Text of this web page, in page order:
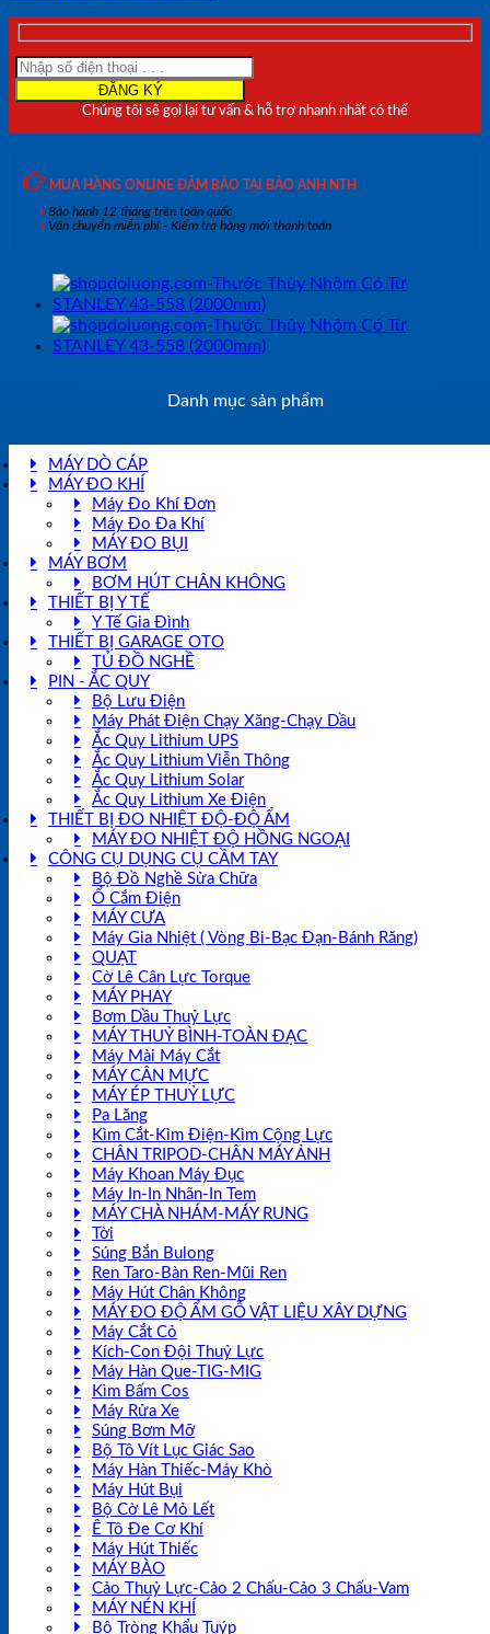
Chúng tôi sẽ gọi lại tư vấn & hỗ trợ nhanh nhất có thể
MUA HÀNG ONLINE ĐẢM BẢO TẠI BẢO ANH NTH
Bảo hành 12 tháng trên toàn quốc
Vận chuyển miễn phí - Kiểm tra hàng mới thanh toán
Danh mục sản phẩm
MÁY DÒ CÁP
MÁY ĐO KHÍ
Máy Đo Khí Đơn
Máy Đo Đa Khí
MÁY ĐO BỤI
MÁY BƠM
BƠM HÚT CHÂN KHÔNG
THIẾT BỊ Y TẾ
Y Tế Gia Đình
THIẾT BỊ GARAGE OTO
TỦ ĐỒ NGHỀ
PIN - ẮC QUY
Bộ Lưu Điện
Máy Phát Điện Chạy Xăng-Chạy Dầu
Ắc Quy Lithium UPS
Ắc Quy Lithium Viễn Thông
Ắc Quy Lithium Solar
Ắc Quy Lithium Xe Điện
THIẾT BỊ ĐO NHIỆT ĐỘ-ĐỘ ẨM
MÁY ĐO NHIỆT ĐỘ HỒNG NGOẠI
CÔNG CỤ DỤNG CỤ CẦM TAY
Bộ Đồ Nghề Sửa Chữa
Ổ Cắm Điện
MÁY CƯA
Máy Gia Nhiệt ( Vòng Bi-Bạc Đạn-Bánh Răng)
QUẠT
Cờ Lê Cân Lực Torque
MÁY PHAY
Bơm Dầu Thuỷ Lực
MÁY THUỶ BÌNH-TOÀN ĐẠC
Máy Mài Máy Cắt
MÁY CÂN MỰC
MÁY ÉP THUỶ LỰC
Pa Lăng
Kìm Cắt-Kìm Điện-Kìm Cộng Lực
CHÂN TRIPOD-CHÂN MÁY ẢNH
Máy Khoan Máy Đục
Máy In-In Nhãn-In Tem
MÁY CHÀ NHÁM-MÁY RUNG
Tời
Súng Bắn Bulong
Ren Taro-Bàn Ren-Mũi Ren
Máy Hút Chân Không
MÁY ĐO ĐỘ ẨM GỖ VẬT LIỆU XÂY DỰNG
Máy Cắt Cỏ
Kích-Con Đội Thuỷ Lực
Máy Hàn Que-TIG-MIG
Kìm Bấm Cos
Máy Rửa Xe
Súng Bơm Mỡ
Bộ Tô Vít Lục Giác Sao
Máy Hàn Thiếc-Máy Khò
Máy Hút Bụi
Bộ Cờ Lê Mỏ Lết
Ê Tô Đe Cơ Khí
Máy Hút Thiếc
MÁY BÀO
Cảo Thuỷ Lực-Cảo 2 Chấu-Cảo 3 Chấu-Vam
MÁY NÉN KHÍ
Bộ Tròng Khẩu Tuýp